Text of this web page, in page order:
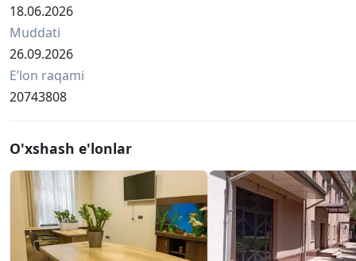
18.06.2026
Muddati
26.09.2026
Eʼlon raqami
20743808
O'xshash e'lonlar